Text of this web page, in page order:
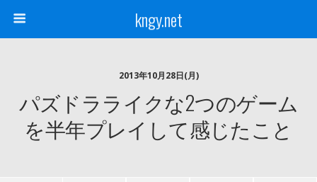
kngy.net
2013年10月28日(月)
パズドラライクな2つのゲーム
を半年プレイして感じたこと